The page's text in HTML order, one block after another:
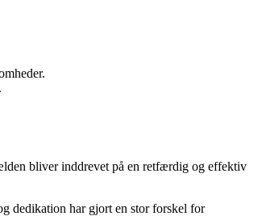
bliver inddrevet på en retfærdig og effektiv
dedikation har gjort en stor forskel for